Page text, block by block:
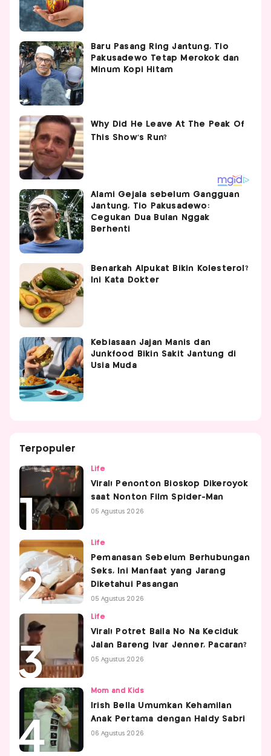
Baru Pasang Ring Jantung, Tio
Pakusadewo Tetap Merokok dan
Minum Kopi Hitam
Alami Gejala sebelum Gangguan
Jantung, Tio Pakusadewo:
Cegukan Dua Bulan Nggak
Berhenti
Benarkah Alpukat Bikin Kolesterol?
Ini Kata Dokter
Kebiasaan Jajan Manis dan
Junkfood Bikin Sakit Jantung di
Usia Muda
Terpopuler
Life
Viral! Penonton Bioskop Dikeroyok
saat Nonton Film Spider-Man
05 Agustus 2026
Life
Pemanasan Sebelum Berhubungan
Seks, Ini Manfaat yang Jarang
Diketahui Pasangan
05 Agustus 2026
Life
Viral! Potret Baila No Na Keciduk
Jalan Bareng Ivar Jenner, Pacaran?
05 Agustus 2026
Mom and Kids
Irish Bella Umumkan Kehamilan
Anak Pertama dengan Haldy Sabri
06 Agustus 2026